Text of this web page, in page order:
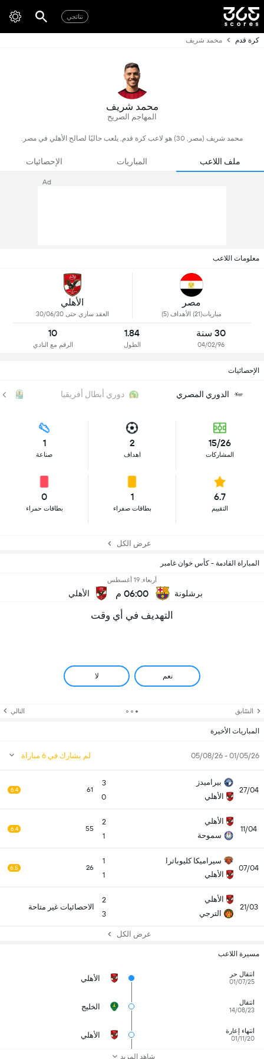
نتائجي
كرة قدم محمد شريف
محمد شريف
المهاجم الصريح
محمد شريف (مصر, 30) هو لاعب كرة قدم, يلعب حاليًا لصالح الأهلي في مصر.
ملف اللاعب المباريات الإحصائيات
Ad
معلومات اللاعب
مصر
مباريات(21) الأهداف (5)
الأهلي
العقد ساري حتى 30/06/30
30 سنة
04/02/96
1.84
الطول
10
الرقم مع النادي
الإحصائيات
الدوري المصري دوري أبطال أفريقيا
15/26
المشاركات
2
اهداف
1
صناعة
6.7
التقييم
1
بطاقات صفراء
0
بطاقات حمراء
عرض الكل
المباراة القادمة - كأس خوان غامبر
برشلونة
أربعاء, 19 أغسطس
06:00 م الأهلي
التهديف في أي وقت
نعم لا
السّابق التالي
المباريات الأخيرة
01/05/26 - 05/08/26 لم يشارك في 6 مباراة
27/04
بيراميدز
الأهلي
3
0
61
6.4
11/04
الأهلي
سموحة
2
1
55
6.4
07/04
سيراميكا كليوباترا
الأهلي
1
1
26
6.5
21/03
الأهلي
الترجي
2
3
الاحصائيات غير متاحة
عرض الكل
مسيرة اللاعب
انتقال حر
01/07/25
الأهلي
انتقال
14/08/23
الخليج
انتهاء إعارة
01/11/20
الأهلي
شاهد المزيد